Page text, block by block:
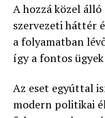
A hozzá közel
szervezeti háttér
a folyamatban
így a fontos
Az eset egyúttal
modern politikai